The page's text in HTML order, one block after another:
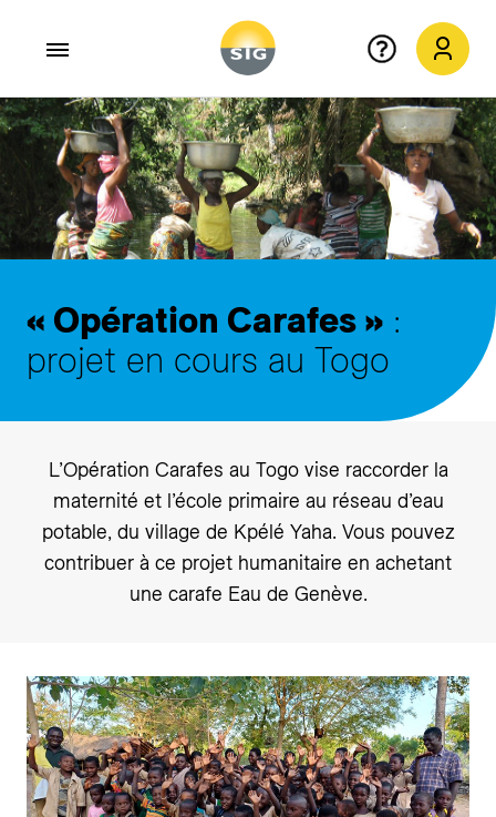
Aller au contenu principal
« Opération Carafes » :
projet en cours au Togo
L’Opération Carafes au Togo vise raccorder la
maternité et l’école primaire au réseau d’eau
potable, du village de Kpélé Yaha. Vous pouvez
contribuer à ce projet humanitaire en achetant
une carafe Eau de Genève.